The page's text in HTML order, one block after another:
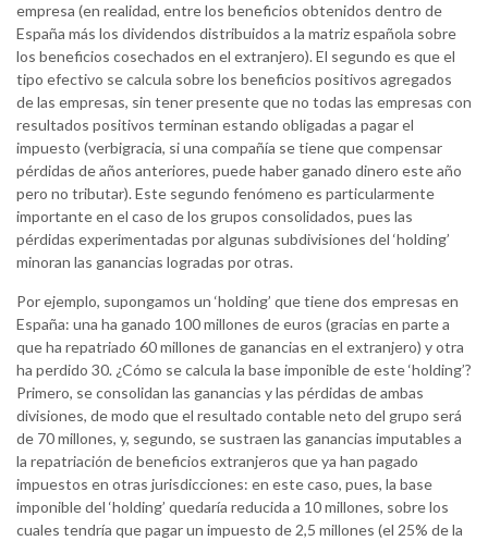
empresa (en realidad, entre los beneficios obtenidos dentro de
España más los dividendos distribuidos a la matriz española sobre
los beneficios cosechados en el extranjero). El segundo es que el
tipo efectivo se calcula sobre los beneficios positivos agregados
de las empresas, sin tener presente que no todas las empresas con
resultados positivos terminan estando obligadas a pagar el
impuesto (verbigracia, si una compañía se tiene que compensar
pérdidas de años anteriores, puede haber ganado dinero este año
pero no tributar). Este segundo fenómeno es particularmente
importante en el caso de los grupos consolidados, pues las
pérdidas experimentadas por algunas subdivisiones del ‘holding’
minoran las ganancias logradas por otras.
Por ejemplo, supongamos un ‘holding’ que tiene dos empresas en
España: una ha ganado 100 millones de euros (gracias en parte a
que ha repatriado 60 millones de ganancias en el extranjero) y otra
ha perdido 30. ¿Cómo se calcula la base imponible de este ‘holding’?
Primero, se consolidan las ganancias y las pérdidas de ambas
divisiones, de modo que el resultado contable neto del grupo será
de 70 millones, y, segundo, se sustraen las ganancias imputables a
la repatriación de beneficios extranjeros que ya han pagado
impuestos en otras jurisdicciones: en este caso, pues, la base
imponible del ‘holding’ quedaría reducida a 10 millones, sobre los
cuales tendría que pagar un impuesto de 2,5 millones (el 25% de la